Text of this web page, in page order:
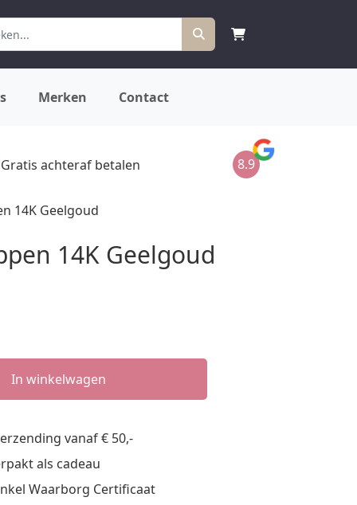
Merken Contact
Gratis achteraf betalen 8.9
14K Geelgoud
14K Geelgoud
In winkelwagen
vanaf € 50,-
als cadeau
Waarborg Certificaat